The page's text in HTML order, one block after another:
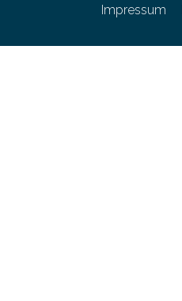
Impressum